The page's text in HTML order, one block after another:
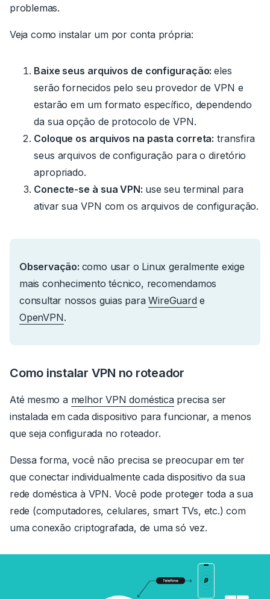
problemas.
Veja como instalar um por conta própria:
Baixe seus arquivos de configuração:eles
serão fornecidos pelo seu provedor de VPN e
estarão em um formato específico, dependendo
da sua opção de protocolo de VPN.
Coloque os arquivos na pasta correta: transfira
seus arquivos de configuração para o diretório
apropriado.
Conecte-se à sua VPN: use seu terminal para
ativar sua VPN com os arquivos de configuração.
Observação: como usar o Linux geralmente exige
mais conhecimento técnico, recomendamos
consultar nossos guias paraWireGuard e
OpenVPN.
Como instalar VPN no roteador
Até mesmo a melhor VPN domésticaprecisa ser
instalada em cada dispositivo para funcionar, a menos
que seja configurada no roteador.
Dessa forma, você não precisa se preocupar em ter
que conectar individualmente cada dispositivo da sua
rede doméstica à VPN. Você pode proteger toda a sua
rede (computadores, celulares, smart TVs, etc.) com
uma conexão criptografada, de uma só vez.